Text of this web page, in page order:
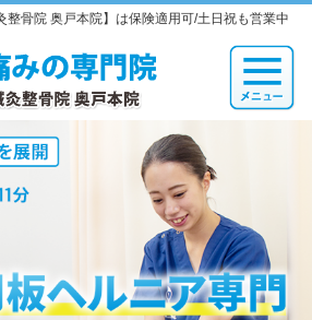
整骨院 奥戸本院】は保険適用可/土日祝も営業中